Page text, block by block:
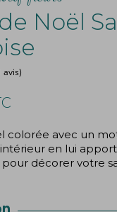
Noël
(1 avis)
colorée avec un
en lui
décorer votre